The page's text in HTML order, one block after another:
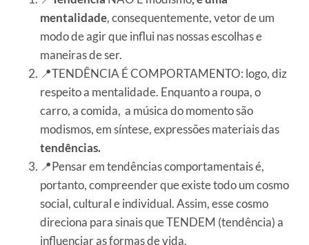
mentalidade, consequentemente, vetor de um
modo de agir que influi nas nossas escolhas e
maneiras de ser.
📍TENDÊNCIA É COMPORTAMENTO: logo, diz
respeito a mentalidade. Enquanto a roupa, o
carro, a comida, a música do momento são
modismos, em síntese, expressões materiais das
tendências.
📍Pensar em tendências comportamentais é,
portanto, compreender que existe todo um cosmo
social, cultural e individual. Assim, esse cosmo
direciona para sinais que TENDEM (tendência) a
influenciar as formas de vida.